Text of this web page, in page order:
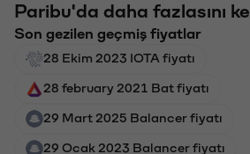
Paribu'da daha fazlasını
Son gezilen geçmiş fiyatlar
28 Ekim 2023 IOTA fiyatı
28 february 2021 Bat fiyatı
29 Mart 2025 Balancer fiyatı
29 Ocak 2023 Balancer fiyatı